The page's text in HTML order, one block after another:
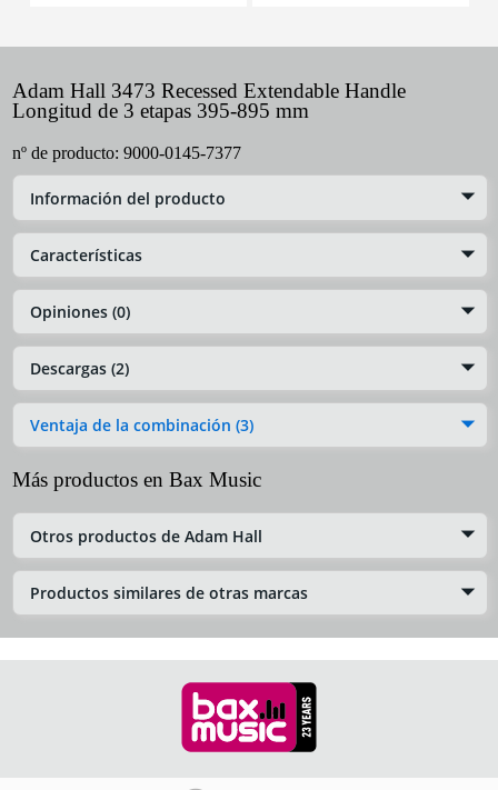
Adam Hall 3473 Recessed Extendable Handle
Longitud de 3 etapas 395-895 mm
nº de producto: 9000-0145-7377
Información del producto
Características
Opiniones (0)
Descargas (2)
Ventaja de la combinación (3)
Más productos en Bax Music
Otros productos de Adam Hall
Productos similares de otras marcas